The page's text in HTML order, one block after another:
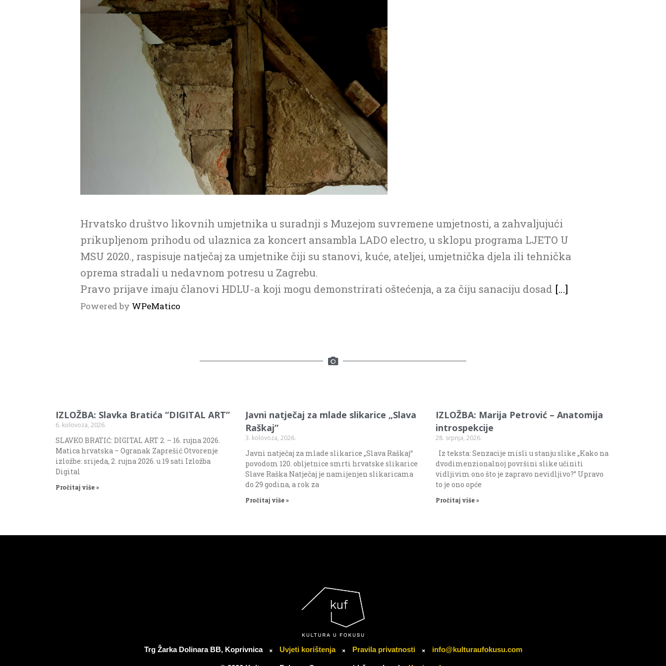
Hrvatsko društvo likovnih umjetnika u suradnji s Muzejom suvremene umjetnosti, a zahvaljujući
prikupljenom prihodu od ulaznica za koncert ansambla LADO electro, u sklopu programa LJETO U
MSU 2020., raspisuje natječaj za umjetnike čiji su stanovi, kuće, ateljei, umjetnička djela ili tehnička
oprema stradali u nedavnom potresu u Zagrebu.
Pravo prijave imaju članovi HDLU-a koji mogu demonstrirati oštećenja, a za čiju sanaciju dosad […]
Powered by WPeMatico
IZLOŽBA: Slavka Bratića “DIGITAL ART”
6. kolovoza, 2026.
SLAVKO BRATIĆ: DIGITAL ART 2. – 16. rujna 2026.
Matica hrvatska – Ogranak Zaprešić Otvorenje
izložbe: srijeda, 2. rujna 2026. u 19 sati Izložba
Digital
Pročitaj više »
Javni natječaj za mlade slikarice „Slava
Raškaj“
3. kolovoza, 2026.
Javni natječaj za mlade slikarice „Slava Raškaj“
povodom 120. obljetnice smrti hrvatske slikarice
Slave Raška Natječaj je namijenjen slikaricama
do 29 godina, a rok za
Pročitaj više »
IZLOŽBA: Marija Petrović – Anatomija
introspekcije
28. srpnja, 2026.
Iz teksta: Senzacije misli u stanju slike „Kako na
dvodimenzionalnoj površini slike učiniti
vidljivim ono što je zapravo nevidljivo?” Upravo
to je ono opće
Pročitaj više »
Trg Žarka Dolinara BB, Koprivnica Uvjeti korištenja Pravila privatnosti info@kulturaufokusu.com